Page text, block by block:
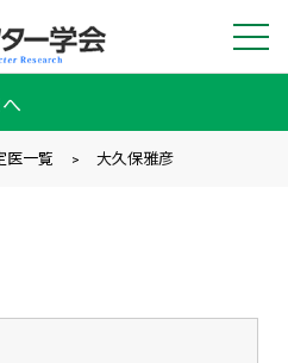
医一覧 大久保雅彦